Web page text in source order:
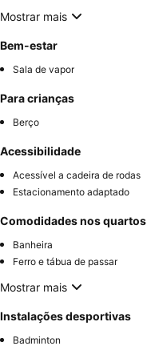
Mostrar mais
Bem-estar
Sala de vapor
Para crianças
Berço
Acessibilidade
Acessível a cadeira de rodas
Estacionamento adaptado
Comodidades nos quartos
Banheira
Ferro e tábua de passar
Mostrar mais
Instalações desportivas
Badminton